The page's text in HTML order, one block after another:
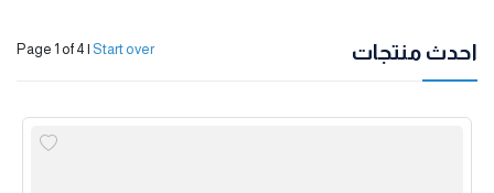
احدث منتجات Page 1 of 4 | Start over